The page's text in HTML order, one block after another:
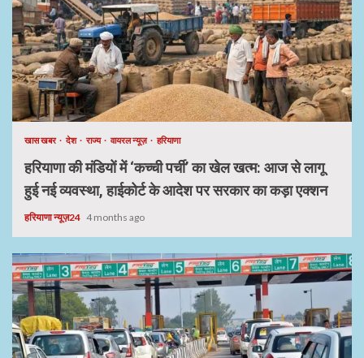
खास खबर देश राज्य वायरल न्यूज़ हरियाणा
हरियाणा की मंडियों में ‘कच्ची पर्ची’ का खेल खत्म: आज से लागू
हुई नई व्यवस्था, हाईकोर्ट के आदेश पर सरकार का कड़ा एक्शन
हरियाणा न्यूज़24 4 months ago